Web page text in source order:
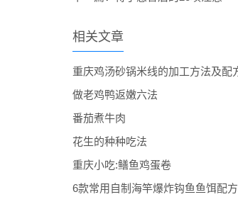
相关文章
重庆鸡汤砂锅米线的加工方法及配
做老鸡鸭返嫩六法
番茄煮牛肉
花生的种种吃法
重庆小吃:鳝鱼鸡蛋卷
6款常用自制海竿爆炸钩鱼鱼饵配方